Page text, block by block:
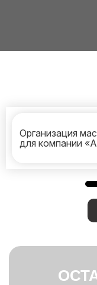
Организация
для компании